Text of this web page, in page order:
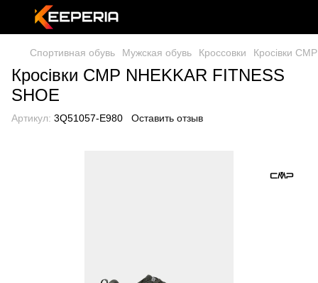
Спортивная обувь Мужская обувь Кроссовки Кросівки
Кросівки CMP NHEKKAR FITNESS
SHOE
Артикул: 3Q51057-E980 Оставить отзыв